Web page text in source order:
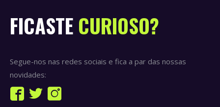
FICASTE CURIOSO?
Segue-nos nas redes sociais e fica a par das nossas
novidades:
Find us on:
FacebookTwitterInstagram